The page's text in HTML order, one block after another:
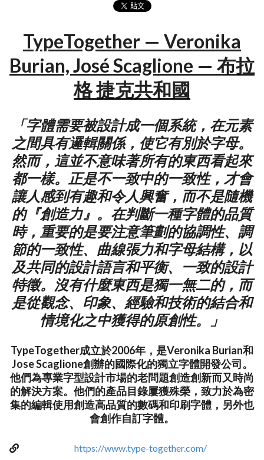
TypeTogether — Veronika
Burian, José Scaglione — 布拉
格 捷克共和國
「字體需要被設計成一個系統，在元素
之間具有邏輯關係，使它有別於字母。
然而，這並不意味著所有的東西看起來
都一樣。正是不一致中的一致性，才會
讓人感到有趣和令人興奮，而不是隨機
的『創造力』。在判斷一種字體的品質
時，重要的是要注意筆劃的協調性、調
節的一致性、曲線張力和字母結構，以
及共同的設計語言和平衡、一致的設計
特徵。沒有什麼東西是獨一無二的，而
是從觀念、印象、經驗和技術的結合和
情境化之中獲得的原創性。」
TypeTogether成立於2006年，是Veronika Burian和
Jose Scaglione創辦的國際化的獨立字體開發公司。
他們為專業字型設計市場的老問題創造創新而又時尚
的解決方案。他們的產品目錄屢獲殊榮，致力於為密
集的編輯使用創造高品質的數碼和印刷字體，另外也
會創作自訂字體。
https://www.type-together.com/